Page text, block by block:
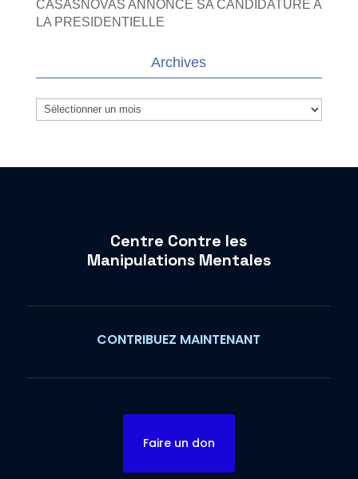
CASASNOVAS ANNONCE SA CANDIDATURE A
LA PRESIDENTIELLE
Archives
Archives
Centre Contre les
Manipulations Mentales
CONTRIBUEZ MAINTENANT
Faire un don